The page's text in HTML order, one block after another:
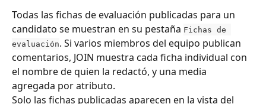
Todas las fichas de evaluación publicadas para un
candidato se muestran en su pestaña Fichas de
evaluación. Si varios miembros del equipo publican
comentarios, JOIN muestra cada ficha individual con
el nombre de quien la redactó, y una media
agregada por atributo.
Solo las fichas publicadas aparecen en la vista del